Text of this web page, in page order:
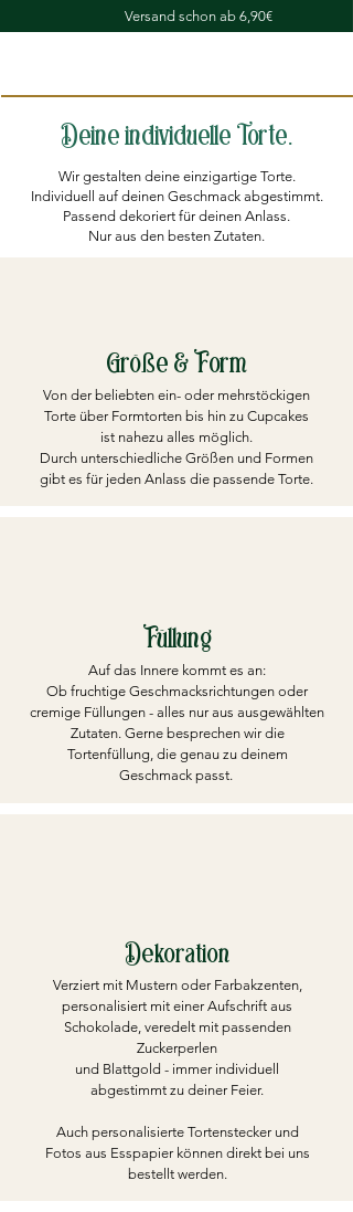
Versand schon ab 6,90€
Deine individuelle Torte.
Wir gestalten deine einzigartige Torte.
Individuell auf deinen Geschmack abgestimmt.
Passend dekoriert für deinen Anlass.
Nur aus den besten Zutaten.
Größe & Form
Von der beliebten ein- oder mehrstöckigen
Torte über Formtorten bis hin zu Cupcakes
ist nahezu alles möglich.
Durch unterschiedliche Größen und Formen
gibt es für jeden Anlass die passende Torte.
Füllung
Auf das Innere kommt es an:
Ob fruchtige Geschmacksrichtungen oder
cremige Füllungen - alles nur aus ausgewählten
Zutaten. Gerne besprechen wir die
Tortenfüllung, die genau zu deinem
Geschmack passt.
Dekoration
Verziert mit Mustern oder Farbakzenten,
personalisiert mit einer Aufschrift aus
Schokolade, veredelt mit passenden
Zuckerperlen
und Blattgold - immer individuell
abgestimmt zu deiner Feier.
Auch personalisierte Tortenstecker und
Fotos aus Esspapier können direkt bei uns
bestellt werden.